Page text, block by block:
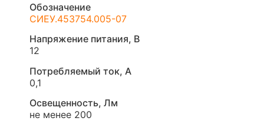
Обозначение
СИЕУ.453754.005-07
Напряжение питания, В
12
Потребляемый ток, А
0,1
Освещенность, Лм
не менее 200